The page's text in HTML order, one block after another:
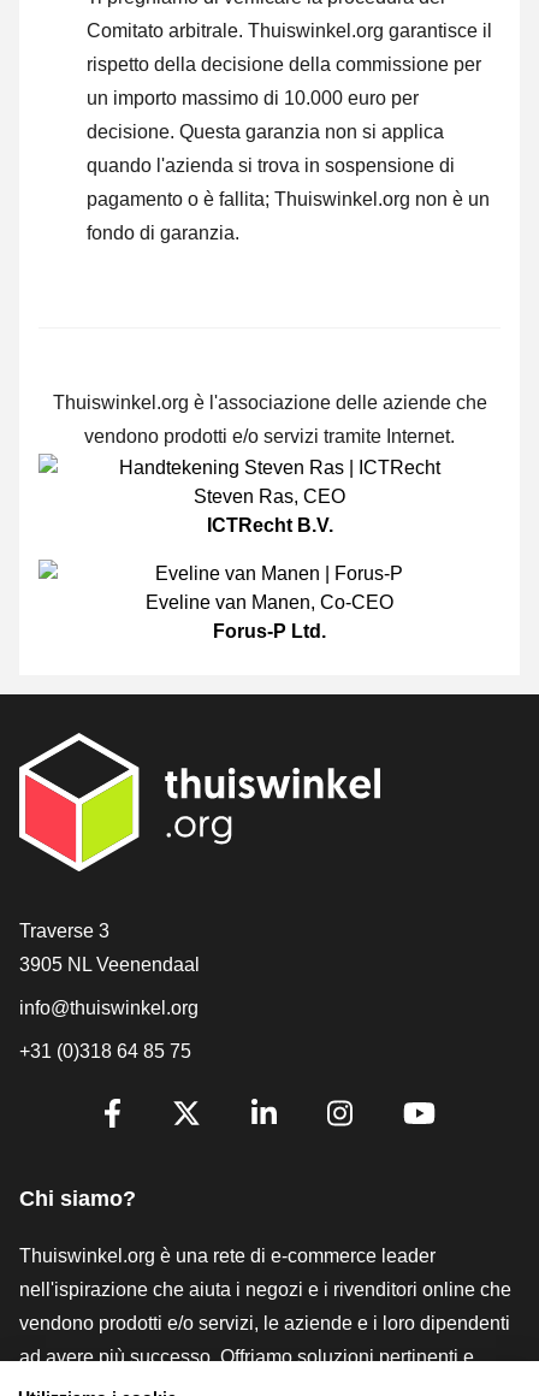
Comitato arbitrale. Thuiswinkel.org garantisce il
rispetto della decisione della commissione per
un importo massimo di 10.000 euro per
decisione. Questa garanzia non si applica
quando l'azienda si trova in sospensione di
pagamento o è fallita; Thuiswinkel.org non è un
fondo di garanzia.
Thuiswinkel.org è l'associazione delle aziende che
vendono prodotti e/o servizi tramite Internet.
Steven Ras, CEO
ICTRecht B.V.
Eveline van Manen, Co-CEO
Forus-P Ltd.
[_General:Contact]
Traverse 3
3905 NL Veenendaal
info@thuiswinkel.org
+31 (0)318 64 85 75
[_General:SocialMediaTitle]
Chi siamo?
Thuiswinkel.org è una rete di e-commerce leader
nell'ispirazione che aiuta i negozi e i rivenditori online che
vendono prodotti e/o servizi, le aziende e i loro dipendenti
ad avere più successo. Offriamo soluzioni pertinenti e
pratiche con vari marchi di fiducia, recensioni Thuiswinkel,